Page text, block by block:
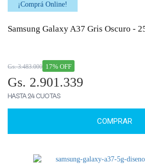
¡Comprá Online!
Samsung Galaxy A37 Gris Oscuro -
17% OFF
Gs. 3.483.000
Gs. 2.901.339
HASTA 24 CUOTAS
COMPRAR